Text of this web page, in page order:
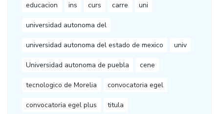
educacion ins curs carre uni
universidad autonoma del
universidad autonoma del estado de mexico univ
Universidad autonoma de puebla cene
tecnologico de Morelia convocatoria egel
convocatoria egel plus titula